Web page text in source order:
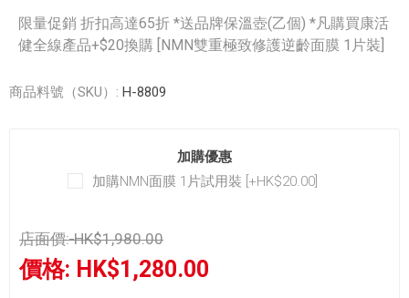
限量促銷 折扣高達65折 *送品牌保溫壺(乙個) *凡購買康活
健全線產品+$20換購 [NMN雙重極致修護逆齡面膜 1片裝]
商品料號（SKU）: H-8809
加購優惠
加購NMN面膜 1片試用裝 [+HK$20.00]
店面價: HK$1,980.00
價格: HK$1,280.00